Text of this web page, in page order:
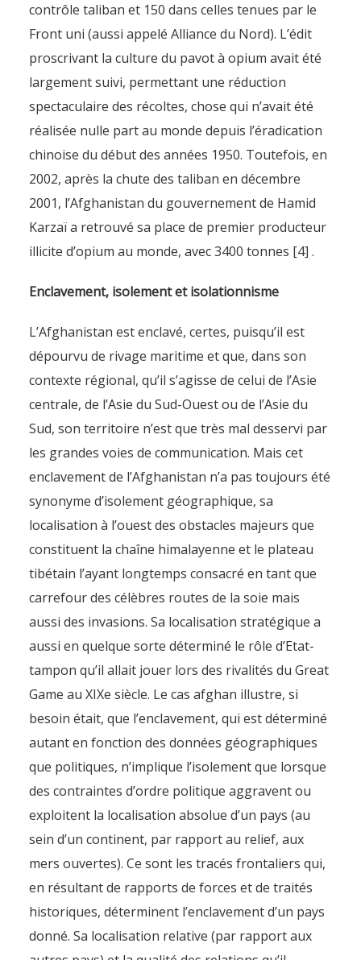
La production illicite
d’opium en Afghanistan
dans le contexte de
contrôle taliban et 150 dans celles tenues par le
Front uni (aussi appelé Alliance du Nord). L’édit
proscrivant la culture du pavot à opium avait été
largement suivi, permettant une réduction
spectaculaire des récoltes, chose qui n’avait été
réalisée nulle part au monde depuis l’éradication
chinoise du début des années 1950. Toutefois, en
2002, après la chute des taliban en décembre
2001, l’Afghanistan du gouvernement de Hamid
Karzaï a retrouvé sa place de premier producteur
illicite d’opium au monde, avec 3400 tonnes [4] .
Enclavement, isolement et isolationnisme
L’Afghanistan est enclavé, certes, puisqu’il est
dépourvu de rivage maritime et que, dans son
contexte régional, qu’il s’agisse de celui de l’Asie
centrale, de l’Asie du Sud-Ouest ou de l’Asie du
Sud, son territoire n’est que très mal desservi par
les grandes voies de communication. Mais cet
enclavement de l’Afghanistan n’a pas toujours été
synonyme d’isolement géographique, sa
localisation à l’ouest des obstacles majeurs que
constituent la chaîne himalayenne et le plateau
tibétain l’ayant longtemps consacré en tant que
carrefour des célèbres routes de la soie mais
aussi des invasions. Sa localisation stratégique a
aussi en quelque sorte déterminé le rôle d’Etat-
tampon qu’il allait jouer lors des rivalités du Great
Game au XIXe siècle. Le cas afghan illustre, si
besoin était, que l’enclavement, qui est déterminé
autant en fonction des données géographiques
que politiques, n’implique l’isolement que lorsque
des contraintes d’ordre politique aggravent ou
exploitent la localisation absolue d’un pays (au
sein d’un continent, par rapport au relief, aux
mers ouvertes). Ce sont les tracés frontaliers qui,
en résultant de rapports de forces et de traités
historiques, déterminent l’enclavement d’un pays
donné. Sa localisation relative (par rapport aux